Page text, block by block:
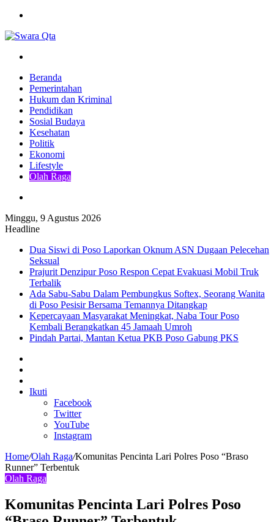
Beranda
Pemerintahan
Hukum dan Kriminal
Pendidikan
Sosial Budaya
Kesehatan
Politik
Ekonomi
Lifestyle
Olah Raga
Minggu, 9 Agustus 2026
Headline
Dua Siswi di Poso Laporkan Oknum ASN Dugaan Pelecehan
Seksual
Prajurit Denzipur Poso Respon Cepat Evakuasi Mobil Truk
Terbalik
Ada Sabu-Sabu Dalam Pembungkus Softex, Seorang Wanita
di Poso Pesisir Bersama Temannya Ditangkap
Kepercayaan Masyarakat Meningkat, Naba Tour Poso
Kembali Berangkatkan 45 Jamaah Umroh
Pindah Partai, Mantan Ketua PKB Poso Gabung PKS
In
Ikuti
Facebook
Twitter
YouTube
Instagram
Home/Olah Raga/Komunitas Pencinta Lari Polres Poso “Braso
Runner” Terbentuk
Olah Raga
Komunitas Pencinta Lari Polres Poso